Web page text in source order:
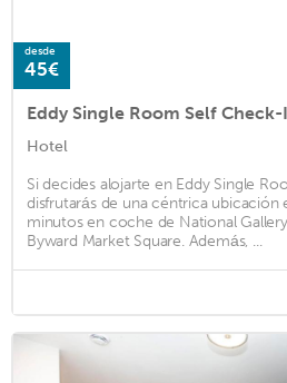
desde
45€
Eddy Single Room Self Check-
Hotel
Si decides alojarte en Eddy Single
disfrutarás de una céntrica ubicación
minutos en coche de National
Byward Market Square. Además, ...